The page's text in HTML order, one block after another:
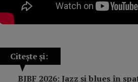
Citește și:
BJBF 2026: Jazz și blues în